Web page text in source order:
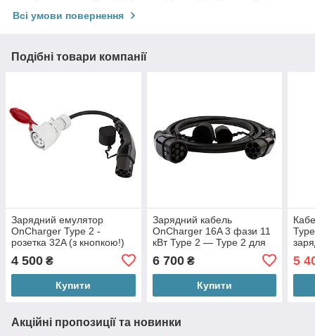
Всі умови повернення
Подібні товари компанії
Зарядний емулятор
OnCharger Type 2 -
розетка 32A (з кнопкою!)
4 500 ₴
Купити
Зарядний кабель
OnCharger 16A 3 фази 11
кВт Type 2 — Type 2 для
6 700₴
Купити
5
Акційні пропозиції та новинки